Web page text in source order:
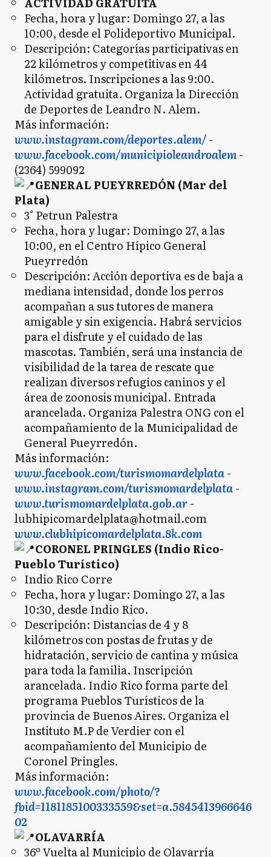
Fecha, hora y lugar: Domingo 27, a las
10:00, desde el Polideportivo Municipal.
Descripción: Categorías participativas en
22 kilómetros y competitivas en 44
kilómetros. Inscripciones a las 9:00.
Actividad gratuita. Organiza la Dirección
de Deportes de Leandro N. Alem.
Más información:
www.instagram.com/deportes.alem/-
www.facebook.com/municipioleandroalem-
(2364) 599092
GENERAL PUEYRREDÓN (Mar del
Plata)
3° Petrun Palestra
Fecha, hora y lugar: Domingo 27, a las
10:00, en el Centro Hípico General
Pueyrredón
Descripción: Acción deportiva es de baja a
mediana intensidad, donde los perros
acompañan a sus tutores de manera
amigable y sin exigencia. Habrá servicios
para el disfrute y el cuidado de las
mascotas. También, será una instancia de
visibilidad de la tarea de rescate que
realizan diversos refugios caninos y el
área de zoonosis municipal. Entrada
arancelada. Organiza Palestra ONG con el
acompañamiento de la Municipalidad de
General Pueyrredón.
Más información:
www.facebook.com/turismomardelplata-
www.instagram.com/turismomardelplata-
www.turismomardelplata.gob.ar-
lubhipicomardelplata@hotmail.com
www.clubhipicomardelplata.8k.com
CORONEL PRINGLES (Indio Rico-
Pueblo Turístico)
Indio Rico Corre
Fecha, hora y lugar: Domingo 27, a las
10:30, desde Indio Rico.
Descripción: Distancias de 4 y 8
kilómetros con postas de frutas y de
hidratación, servicio de cantina y música
para toda la familia. Inscripción
arancelada. Indio Rico forma parte del
programa Pueblos Turísticos de la
provincia de Buenos Aires. Organiza el
Instituto M.P de Verdier con el
acompañamiento del Municipio de
Coronel Pringles.
Más información:
www.facebook.com/photo/?
fbid=1181185100333559&set=a.5845413966646
02
OLAVARRÍA
36º Vuelta al Municipio de Olavarría